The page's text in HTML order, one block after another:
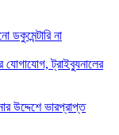
ডকুমেন্টারি না
যোগাযোগ, ট্রাইব্যুনালের
উদ্দেশে ভারপ্রাপ্ত